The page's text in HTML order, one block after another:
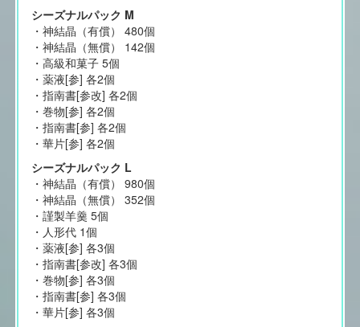
シーズナルパック M
・神結晶（有償） 480個
・神結晶（無償） 142個
・高級和菓子 5個
・薬液[参] 各2個
・指南書[参改] 各2個
・巻物[参] 各2個
・指南書[参] 各2個
・華片[参] 各2個
シーズナルパック L
・神結晶（有償） 980個
・神結晶（無償） 352個
・謹製羊羹 5個
・人形代 1個
・薬液[参] 各3個
・指南書[参改] 各3個
・巻物[参] 各3個
・指南書[参] 各3個
・華片[参] 各3個